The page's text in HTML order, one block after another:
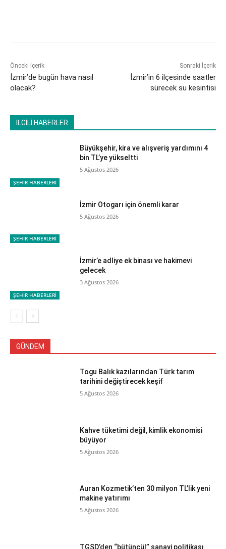
Önceki İçerik
İzmir’de bugün hava nasıl
olacak?
Sonraki İçerik
İzmir’in 6 ilçesinde saatler
sürecek su kesintisi
İLGİLİ HABERLER
ŞEHİR HABERLERİ
Büyükşehir, kira ve alışveriş yardımını 4
bin TL’ye yükseltti
5 Ağustos 2026
ŞEHİR HABERLERİ
İzmir Otogarı için önemli karar
5 Ağustos 2026
ŞEHİR HABERLERİ
İzmir’e adliye ek binası ve hakimevi
gelecek
3 Ağustos 2026
GÜNDEM
Togu Balık kazılarından Türk tarım
tarihini değiştirecek keşif
5 Ağustos 2026
Kahve tüketimi değil, kimlik ekonomisi
büyüyor
5 Ağustos 2026
Auran Kozmetik’ten 30 milyon TL’lik yeni
makine yatırımı
5 Ağustos 2026
TGSD’den “bütüncül” sanayi politikası